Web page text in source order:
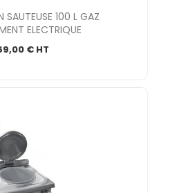
SAUTEUSE 100 L GAZ
ELECTRIQUE
€ HT